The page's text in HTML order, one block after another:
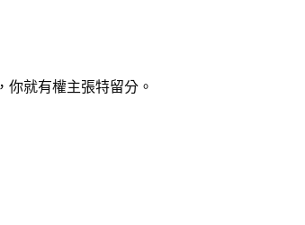
你就有權主張特留分。